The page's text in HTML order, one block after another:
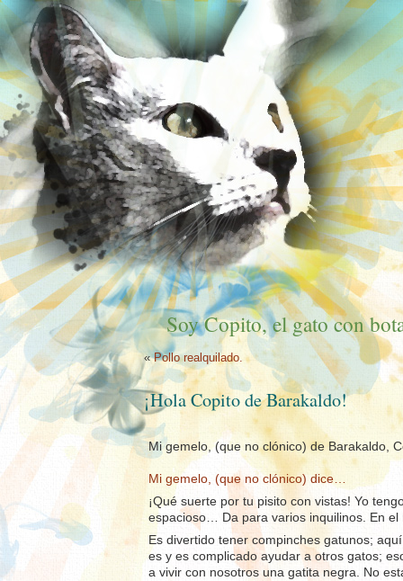
Soy Copito, el gato con
«Pollo realquilado.
¡Hola Copito de Barakaldo!
Mi gemelo, (que no clónico) de Barakaldo,
Mi gemelo, (que no clónico) dice…
¡Qué suerte por tu pisito con vistas! Yo
espacioso… Da para varios inquilinos. En
Es divertido tener compinches gatunos;
es y es complicado ayudar a otros gatos;
a vivir con nosotros una gatita negra. No